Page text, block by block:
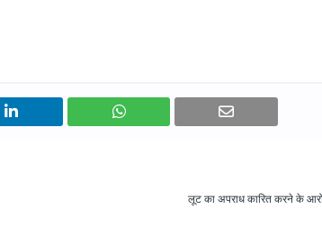
लूट का अपराध कारित करने के